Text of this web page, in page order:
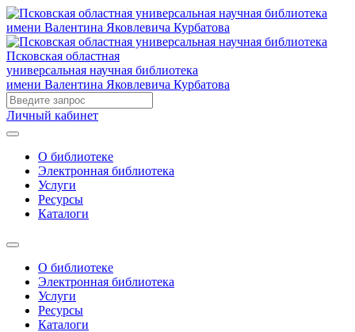
Псковская областная
универсальная научная библиотека
имени Валентина Яковлевича Курбатова
Личный кабинет
О библиотеке
Электронная библиотека
Услуги
Ресурсы
Каталоги
О библиотеке
Электронная библиотека
Услуги
Ресурсы
Каталоги